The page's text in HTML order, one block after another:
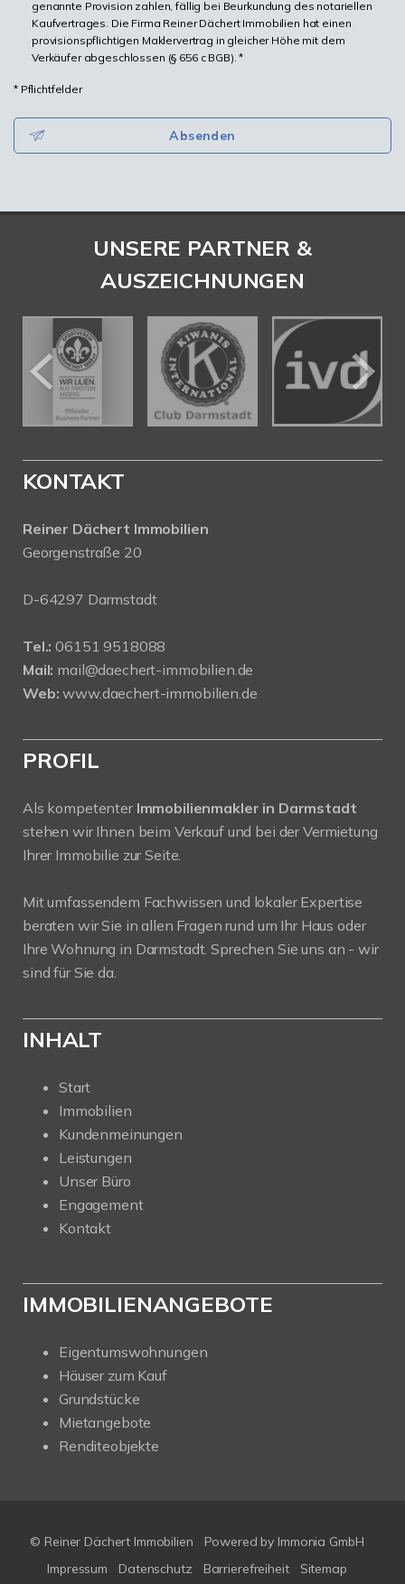
genannte Provision zahlen, fällig bei Beurkundung des notariellen
Kaufvertrages. Die Firma Reiner Dächert Immobilien hat einen
provisionspflichtigen Maklervertrag in gleicher Höhe mit dem
Verkäufer abgeschlossen (§ 656 c BGB). *
* Pflichtfelder
Absenden
UNSERE PARTNER &
AUSZEICHNUNGEN
KONTAKT
Reiner Dächert Immobilien
Georgenstraße 20
D-64297 Darmstadt
Tel.: 06151 9518088
Mail: mail@daechert-immobilien.de
Web: www.daechert-immobilien.de
PROFIL
Als kompetenter Immobilienmakler in Darmstadt
stehen wir Ihnen beim Verkauf und bei der Vermietung
Ihrer Immobilie zur Seite.
Mit umfassendem Fachwissen und lokaler Expertise
beraten wir Sie in allen Fragen rund um Ihr Haus oder
Ihre Wohnung in Darmstadt. Sprechen Sie uns an - wir
sind für Sie da.
INHALT
Start
Immobilien
Kundenmeinungen
Leistungen
Unser Büro
Engagement
Kontakt
IMMOBILIENANGEBOTE
Eigentumswohnungen
Häuser zum Kauf
Grundstücke
Mietangebote
Renditeobjekte
© Reiner Dächert Immobilien Powered by Immonia GmbH
Impressum
Datenschutz Barrierefreiheit Sitemap